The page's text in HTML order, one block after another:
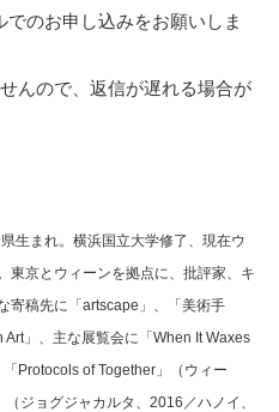
でのお申し込みをお願いしま
んので、返信が遅れる場合が
生まれ。横浜国立大学修了、現在ウ
東京とウィーンを拠点に、批評家、キ
寄稿先に「artscape」、「美術手
」、主な展覧会に「When It Waxes
Protocols of Together」（ウィー
ジョグジャカルタ、2016／ハノイ、